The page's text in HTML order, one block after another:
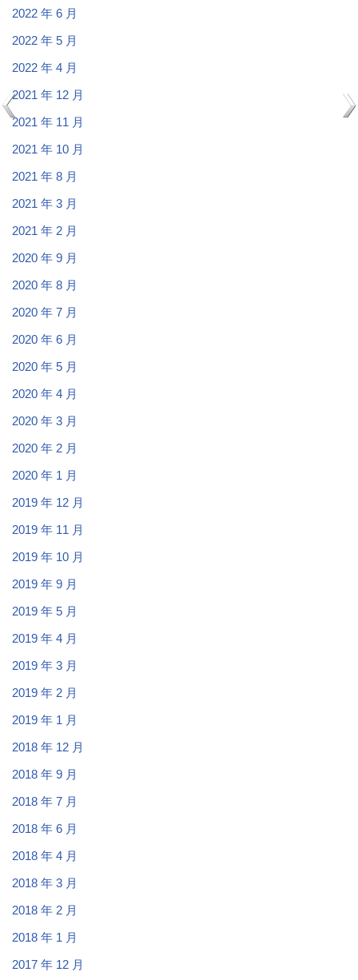
2022 年 6 月
2022 年 5 月
2022 年 4 月
2021 年 12 月
2021 年 11 月
2021 年 10 月
2021 年 8 月
2021 年 3 月
2021 年 2 月
2020 年 9 月
2020 年 8 月
2020 年 7 月
2020 年 6 月
2020 年 5 月
2020 年 4 月
2020 年 3 月
2020 年 2 月
2020 年 1 月
2019 年 12 月
2019 年 11 月
2019 年 10 月
2019 年 9 月
2019 年 5 月
2019 年 4 月
2019 年 3 月
2019 年 2 月
2019 年 1 月
2018 年 12 月
2018 年 9 月
2018 年 7 月
2018 年 6 月
2018 年 4 月
2018 年 3 月
2018 年 2 月
2018 年 1 月
2017 年 12 月